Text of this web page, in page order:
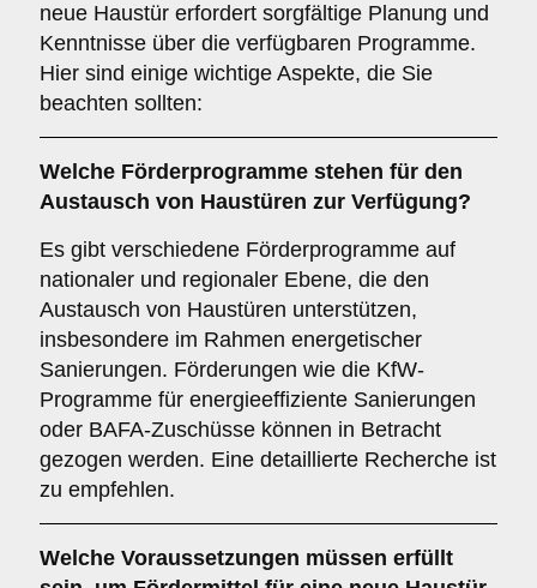
neue Haustür erfordert sorgfältige Planung und
Kenntnisse über die verfügbaren Programme.
Hier sind einige wichtige Aspekte, die Sie
beachten sollten:
Welche Förderprogramme stehen für den
Austausch von Haustüren zur Verfügung?
Es gibt verschiedene Förderprogramme auf
nationaler und regionaler Ebene, die den
Austausch von Haustüren unterstützen,
insbesondere im Rahmen energetischer
Sanierungen. Förderungen wie die KfW-
Programme für energieeffiziente Sanierungen
oder BAFA-Zuschüsse können in Betracht
gezogen werden. Eine detaillierte Recherche ist
zu empfehlen.
Welche Voraussetzungen müssen erfüllt